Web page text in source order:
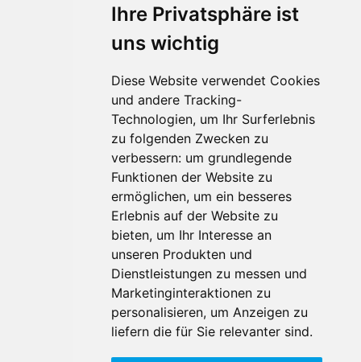
Ihre Privatsphäre ist
uns wichtig
Diese Website verwendet Cookies
und andere Tracking-
Technologien, um Ihr Surferlebnis
zu folgenden Zwecken zu
verbessern: um grundlegende
Funktionen der Website zu
ermöglichen, um ein besseres
Erlebnis auf der Website zu
bieten, um Ihr Interesse an
unseren Produkten und
Dienstleistungen zu messen und
Marketinginteraktionen zu
personalisieren, um Anzeigen zu
liefern die für Sie relevanter sind.
Für Makler:innen
Über Uns
Vorteile
Kontakt
Software Partner
Teilnahme
FAQ
Für Makler:innen